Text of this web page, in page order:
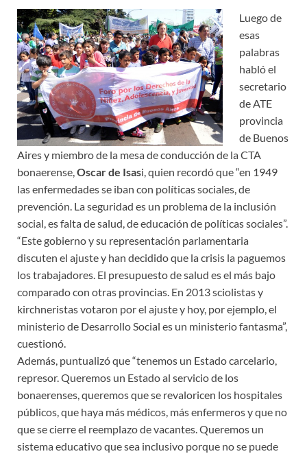
Luego de
esas
palabras
habló el
secretario
de ATE
provincia
de Buenos
Aires y miembro de la mesa de conducción de la CTA
bonaerense,Oscar de Isasi, quien recordó que “en 1949
las enfermedades se iban con políticas sociales, de
prevención. La seguridad es un problema de la inclusión
social, es falta de salud, de educación de políticas sociales”.
“Este gobierno y su representación parlamentaria
discuten el ajuste y han decidido que la crisis la paguemos
los trabajadores. El presupuesto de salud es el más bajo
comparado con otras provincias. En 2013 sciolistas y
kirchneristas votaron por el ajuste y hoy, por ejemplo, el
ministerio de Desarrollo Social es un ministerio fantasma”,
cuestionó.
Además, puntualizó que “tenemos un Estado carcelario,
represor. Queremos un Estado al servicio de los
bonaerenses, queremos que se revaloricen los hospitales
públicos, que haya más médicos, más enfermeros y que no
que se cierre el reemplazo de vacantes. Queremos un
sistema educativo que sea inclusivo porque no se puede